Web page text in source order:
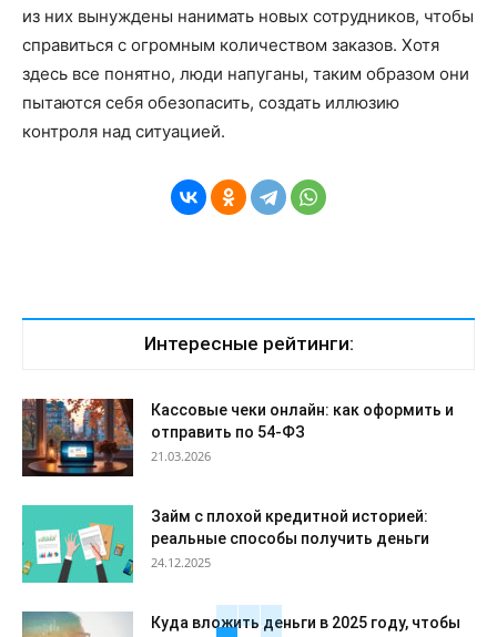
из них вынуждены нанимать новых сотрудников, чтобы
справиться с огромным количеством заказов. Хотя
здесь все понятно, люди напуганы, таким образом они
пытаются себя обезопасить, создать иллюзию
контроля над ситуацией.
Интересные рейтинги:
Кассовые чеки онлайн: как оформить и
отправить по 54-ФЗ
21.03.2026
Займ с плохой кредитной историей:
реальные способы получить деньги
24.12.2025
Куда вложить деньги в 2025 году, чтобы